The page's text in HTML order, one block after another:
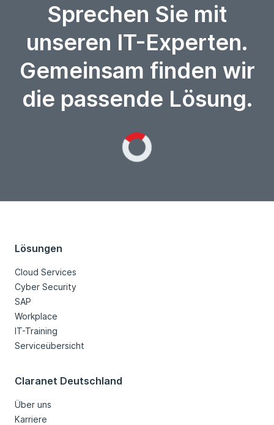
Sprechen Sie mit
unseren IT-Experten.
Gemeinsam finden wir
die passende Lösung.
Lösungen
Cloud Services
Cyber Security
SAP
Workplace
IT-Training
Serviceübersicht
Claranet Deutschland
Über uns
Karriere